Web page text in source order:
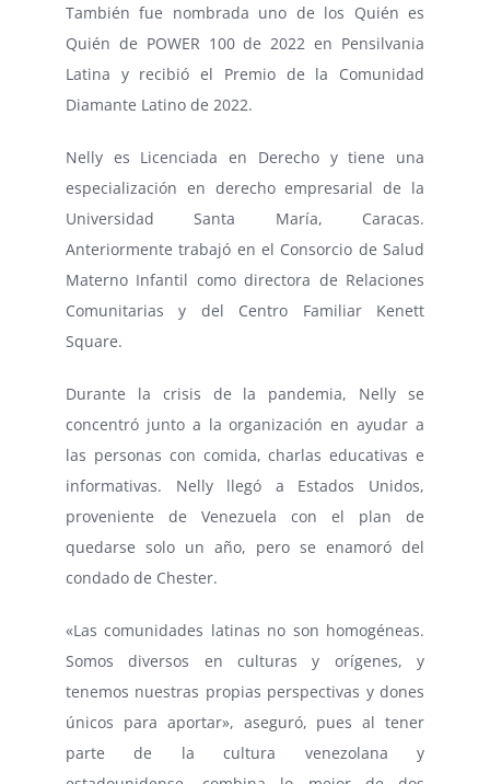
También fue nombrada uno de los Quién es
Quién de POWER 100 de 2022 en Pensilvania
Latina y recibió el Premio de la Comunidad
Diamante Latino de 2022.
Nelly es Licenciada en Derecho y tiene una
especialización en derecho empresarial de la
Universidad Santa María, Caracas.
Anteriormente trabajó en el Consorcio de Salud
Materno Infantil como directora de Relaciones
Comunitarias y del Centro Familiar Kenett
Square.
Durante la crisis de la pandemia, Nelly se
concentró junto a la organización en ayudar a
las personas con comida, charlas educativas e
informativas. Nelly llegó a Estados Unidos,
proveniente de Venezuela con el plan de
quedarse solo un año, pero se enamoró del
condado de Chester.
«Las comunidades latinas no son homogéneas.
Somos diversos en culturas y orígenes, y
tenemos nuestras propias perspectivas y dones
únicos para aportar», aseguró, pues al tener
parte de la cultura venezolana y